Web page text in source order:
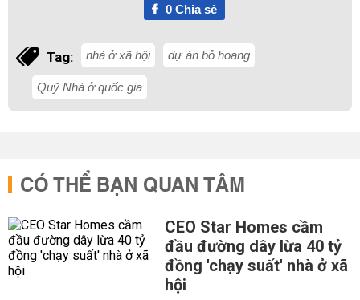
0Chia sẻ
Tag: nhà ở xã hội dự án bỏ hoang
Quỹ Nhà ở quốc gia
CÓ THỂ BẠN QUAN TÂM
CEO Star Homes cầm
đầu đường dây lừa 40 tỷ
đồng 'chạy suất' nhà ở xã
hội